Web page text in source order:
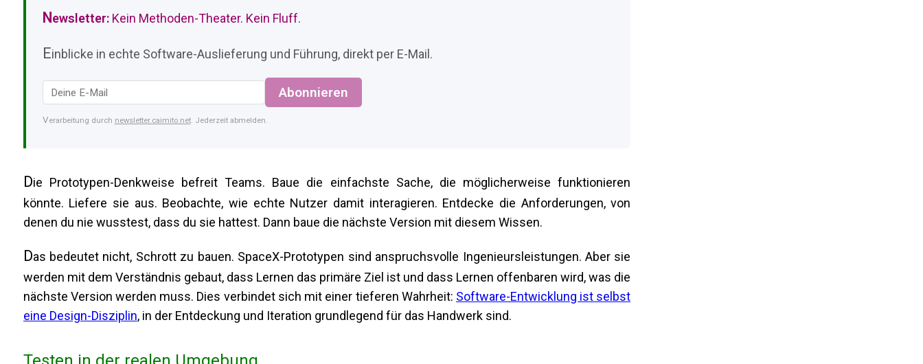
Newsletter:Kein Methoden-Theater. Kein Fluff.
Einblicke in echte Software-Auslieferung und Führung, direkt per E-Mail.
Abonnieren
Verarbeitung durch newsletter.caimito.net. Jederzeit abmelden.
Die Prototypen-Denkweise befreit Teams. Baue die einfachste Sache, die möglicherweise funktionieren
könnte. Liefere sie aus. Beobachte, wie echte Nutzer damit interagieren. Entdecke die Anforderungen, von
denen du nie wusstest, dass du sie hattest. Dann baue die nächste Version mit diesem Wissen.
Das bedeutet nicht, Schrott zu bauen. SpaceX-Prototypen sind anspruchsvolle Ingenieursleistungen. Aber sie
werden mit dem Verständnis gebaut, dass Lernen das primäre Ziel ist und dass Lernen offenbaren wird, was die
nächste Version werden muss. Dies verbindet sich mit einer tieferen Wahrheit: Software-Entwicklung ist selbst
eine Design-Disziplin, in der Entdeckung und Iteration grundlegend für das Handwerk sind.